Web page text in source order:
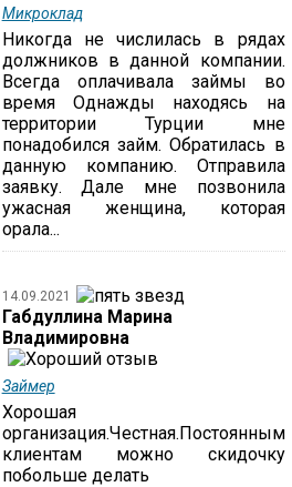
Микроклад
Никогда не числилась в рядах
должников в данной компании.
Всегда оплачивала займы во
время Однажды находясь на
территории Турции мне
понадобился займ. Обратилась в
данную компанию. Отправила
заявку. Дале мне позвонила
ужасная женщина, которая
орала...
14.09.2021
Габдуллина Марина
Владимировна
Займер
Хорошая
организация.Честная.Постоянным
клиентам можно скидочку
побольше делать